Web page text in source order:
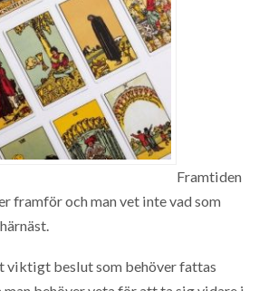
Framtiden
framför och man vet inte vad som
viktigt beslut som behöver fattas